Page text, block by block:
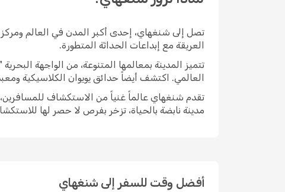
تصل إلى شنغهاي، إحدى أكبر المدن في العالم ومركز
العريقة مع إبداعات الحداثة المتطورة.
تتميز المدينة بمعالمها المتنوعة، من الواجهة
العالمي. اكتشف أيضاً حدائق يويوان الكلاسيكية
تقدم شنغهاي عالماً غنياً من الاستكشاف للمسافرين،
مدينة نابضة بالحياة، تزخر بفرص لا حصر لها
أفضل وقت للسفر إلى شنغهاي